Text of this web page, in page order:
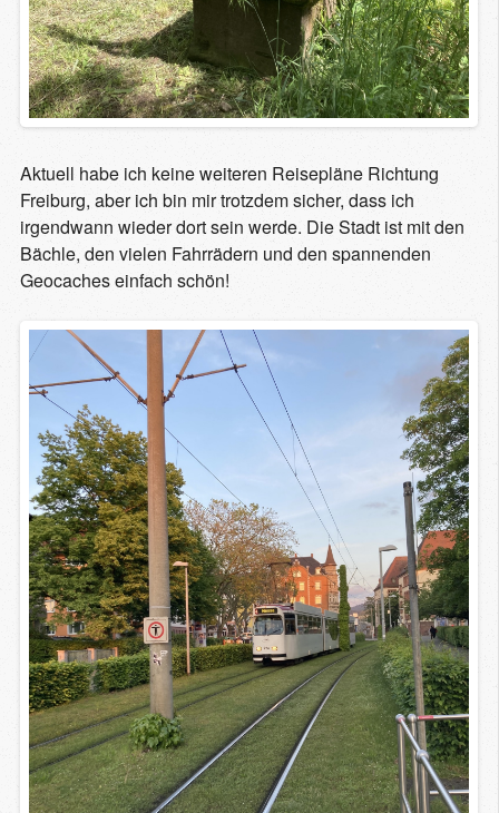
Aktuell habe ich keine weiteren Reisepläne Richtung
Freiburg, aber ich bin mir trotzdem sicher, dass ich
irgendwann wieder dort sein werde. Die Stadt ist mit den
Bächle, den vielen Fahrrädern und den spannenden
Geocaches einfach schön!